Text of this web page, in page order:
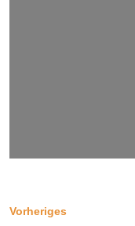
Vorheriges